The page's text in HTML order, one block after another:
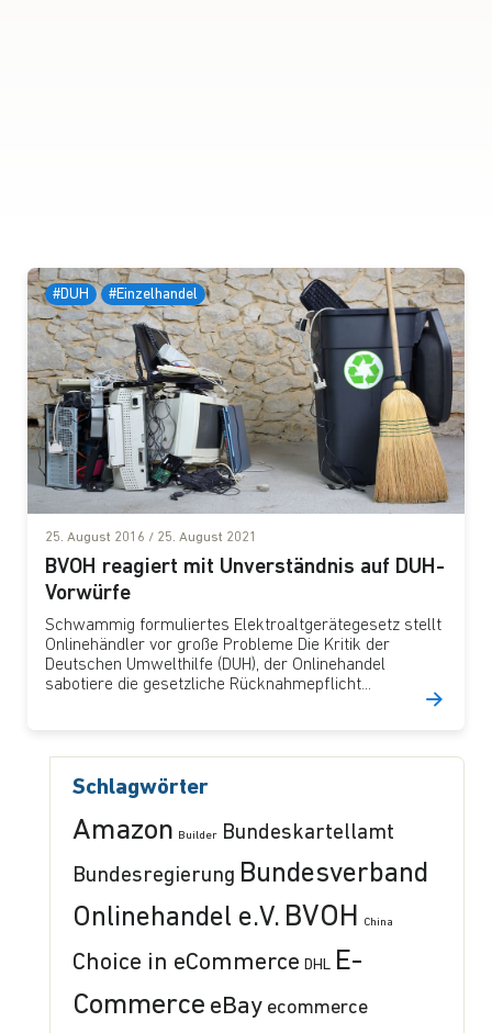
#DUH #Einzelhandel
25. August 2016 / 25. August 2021
BVOH reagiert mit Unverständnis auf DUH-
Vorwürfe
Schwammig formuliertes Elektroaltgerätegesetz stellt
Onlinehändler vor große Probleme Die Kritik der
Deutschen Umwelthilfe (DUH), der Onlinehandel
sabotiere die gesetzliche Rücknahmepflicht...
Schlagwörter
Amazon Builder Bundeskartellamt
Bundesregierung Bundesverband
Onlinehandel e.V. BVOH China
Choice in eCommerce DHL E-
Commerce eBay ecommerce